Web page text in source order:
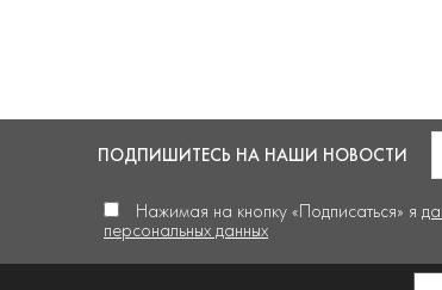
ПОДПИШИТЕСЬ НА НАШИ НОВОСТИ
Нажимая на кнопку «Подписаться» я
персональных данных